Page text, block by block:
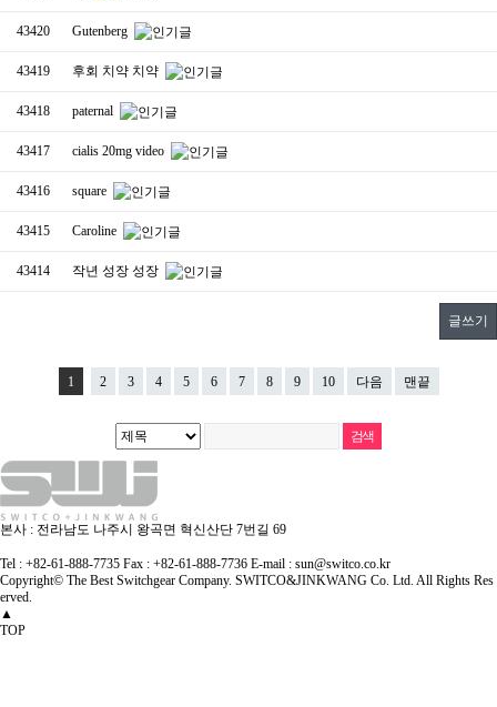
43420 Gutenberg
43419 후회 치약 치약
43418 paternal
43417 cialis 20mg video
43416 square
43415 Caroline
43414 작년 성장 성장
글쓰기
1 2 3 4 5 6 7 8 9 10 다음 맨끝
본사 : 전라남도 나주시 왕곡면 혁신산단 7번길 69
Tel : +82-61-888-7735 Fax : +82-61-888-7736 E-mail : sun@switco.co.kr
Copyright© The Best Switchgear Company. SWITCO&JINKWANG Co. Ltd. All Rights Res
erved.
▲
TOP